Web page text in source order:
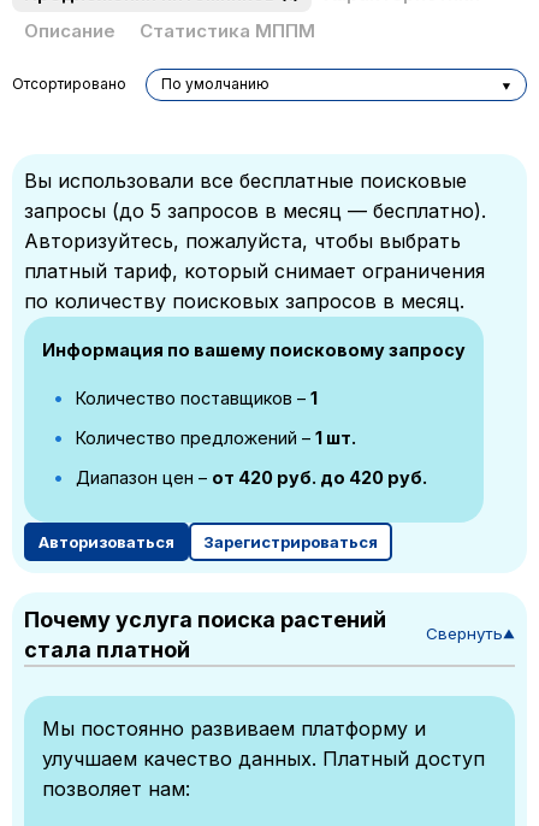
Описание
Статистика МППМ
Отсортировано По умолчанию
Вы использовали все бесплатные поисковые
запросы (до 5 запросов в месяц — бесплатно).
Авторизуйтесь, пожалуйста, чтобы выбрать
платный тариф, который снимает ограничения
по количеству поисковых запросов в месяц.
Информация по вашему поисковому запросу
Количество поставщиков – 1
Количество предложений – 1 шт.
Диапазон цен – от 420 руб. до 420 руб.
Авторизоваться Зарегистрироваться
Почему услуга поиска растений
стала платной
Свернуть▼
Мы постоянно развиваем платформу и
улучшаем качество данных. Платный доступ
позволяет нам: